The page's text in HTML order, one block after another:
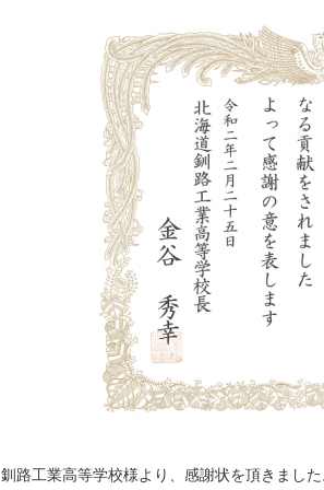
釧路工業高等学校様より、感謝状を頂きまし